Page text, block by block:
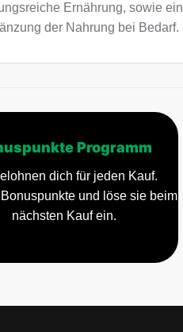
Ernährung, sowie
der Nahrung bei Bedarf.
Programm
dich für jeden Kauf.
und löse sie beim
nächsten Kauf ein.